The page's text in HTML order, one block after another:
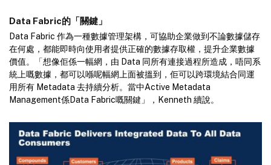
Data Fabric的「關鍵」
Data Fabric 作為一種數據管理架構，可協助企業做到不論數據儲存
在何處，都能即時向使用者提供正確的數據存取權，提升企業數據
價值。「想像佢係一幅網，由 Data 同所有連接過程所造成，唔同系
統上嘅數據，都可以喺呢幅網上面被搵到，佢可以跨環境結合同運
用所有 Metadata 去持續分析。當中Active Metadata
Management係Data Fabric嘅關鍵」，Kenneth 續說。